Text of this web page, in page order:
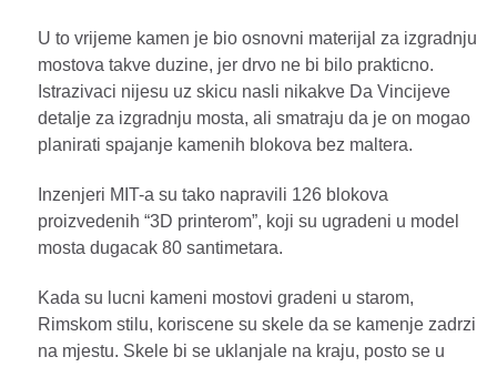
U to vrijeme kamen je bio osnovni materijal za izgradnju
mostova takve duzine, jer drvo ne bi bilo prakticno.
Istrazivaci nijesu uz skicu nasli nikakve Da Vincijeve
detalje za izgradnju mosta, ali smatraju da je on mogao
planirati spajanje kamenih blokova bez maltera.
Inzenjeri MIT-a su tako napravili 126 blokova
proizvedenih “3D printerom”, koji su ugradeni u model
mosta dugacak 80 santimetara.
Kada su lucni kameni mostovi gradeni u starom,
Rimskom stilu, koriscene su skele da se kamenje zadrzi
na mjestu. Skele bi se uklanjale na kraju, posto se u